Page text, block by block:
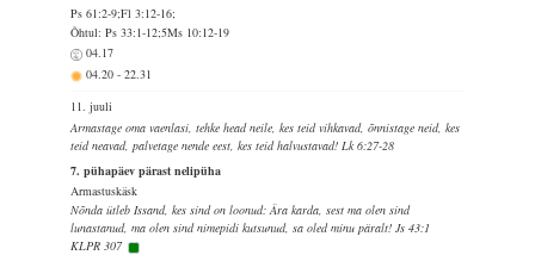
Ps 61:2-9;Fl 3:12-16;
Õhtul: Ps 33:1-12;5Ms 10:12-19
04.17
04.20-22.31
11. juuli
Armastage oma vaenlasi, tehke head neile, kes teid vihkavad, õnnistage neid, kes
teid neavad, palvetage nende eest, kes teid halvustavad! Lk 6:27-28
7. pühapäev pärast nelipüha
Armastuskäsk
Nõnda ütleb Issand, kes sind on loonud: Ära karda, sest ma olen sind
lunastanud, ma olen sind nimepidi kutsunud, sa oled minu päralt! Js 43:1
KLPR 307